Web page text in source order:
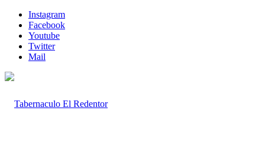
Instagram
Facebook
Youtube
Twitter
Mail